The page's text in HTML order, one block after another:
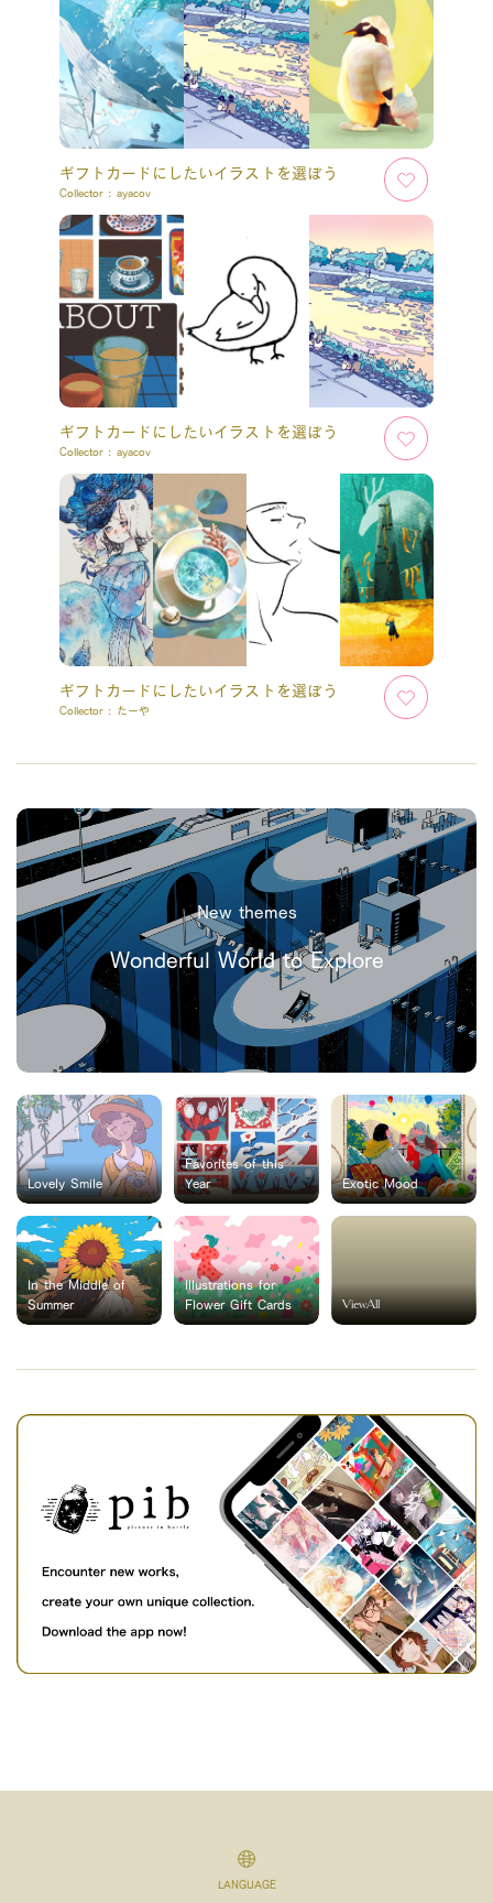
ギフトカードにしたいイラストを選ぼう
Collector : ayacov
ギフトカードにしたいイラストを選ぼう
Collector : ayacov
ギフトカードにしたいイラストを選ぼう
Collector : たーや
New themes
Wonderful World to Explore
Lovely Smile
Favorites of this
Year
Exotic Mood
In the Middle of
Summer
Illustrations for
Flower Gift Cards
ViewAll
LANGUAGE